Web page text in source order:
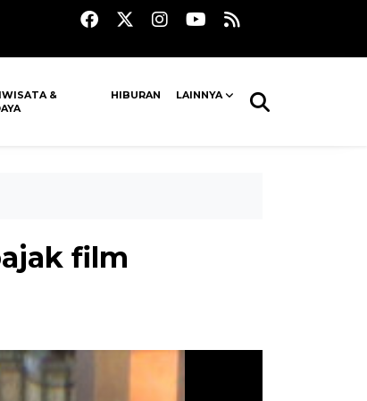
&
HIBURAN LAINNYA
film